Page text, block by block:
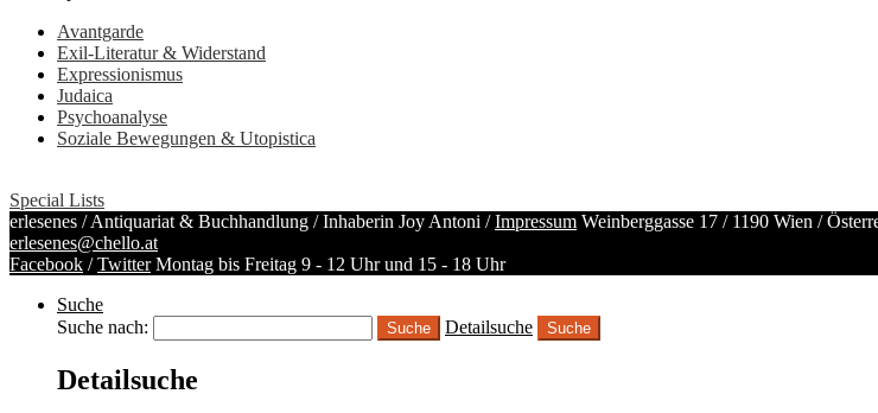
Avantgarde
Exil-Literatur & Widerstand
Expressionismus
Judaica
Psychoanalyse
Soziale Bewegungen & Utopistica
Special Lists
erlesenes / Antiquariat & Buchhandlung / Inhaberin Joy Antoni /Impressum Weinberggasse 17 / 1190 Wien /
erlesenes@chello.at
Facebook /Twitter Montag bis Freitag 9 - 12 Uhr und 15 - 18 Uhr
Suche
Suche nach:
Detailsuche Suche
Detailsuche